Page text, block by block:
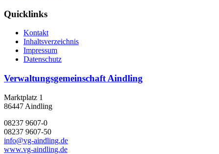
Quicklinks
Kontakt
Inhaltsverzeichnis
Impressum
Datenschutz
Verwaltungsgemeinschaft Aindling
Marktplatz 1
86447 Aindling
08237 9607-0
08237 9607-50
info@vg-aindling.de
www.vg-aindling.de